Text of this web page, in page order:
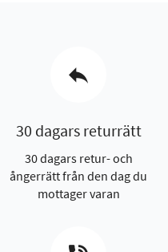
30 dagars returrätt
30 dagars retur- och
ångerrätt från den dag du
mottager varan